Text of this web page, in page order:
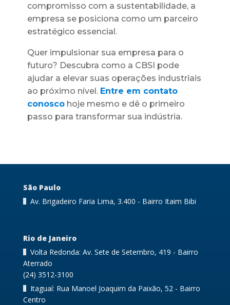
compromisso com a sustentabilidade, a
empresa se posiciona como um parceiro
estratégico essencial.
Quer impulsionar sua empresa para o
futuro? Descubra como a CBSI pode
ajudar a elevar suas operações industriais
ao próximo nível. Entre em contato
conoscohoje mesmo e dê o primeiro
passo para transformar sua indústria.
São Paulo
Av. Brigadeiro Faria Lima, 3.400 - Bairro Itaim Bibi
Rio de Janeiro
Volta Redonda: Av. Sete de Setembro, 419 - Bairro
Aterrado
(24) 3512-3100
Itaguaí: Rua Manoel Joaquim da Paixão, 52 - Bairro
Centro